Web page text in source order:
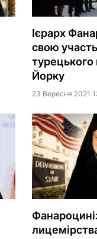
Ієрарх
свою участь
Йорку
23 Вересня 2021